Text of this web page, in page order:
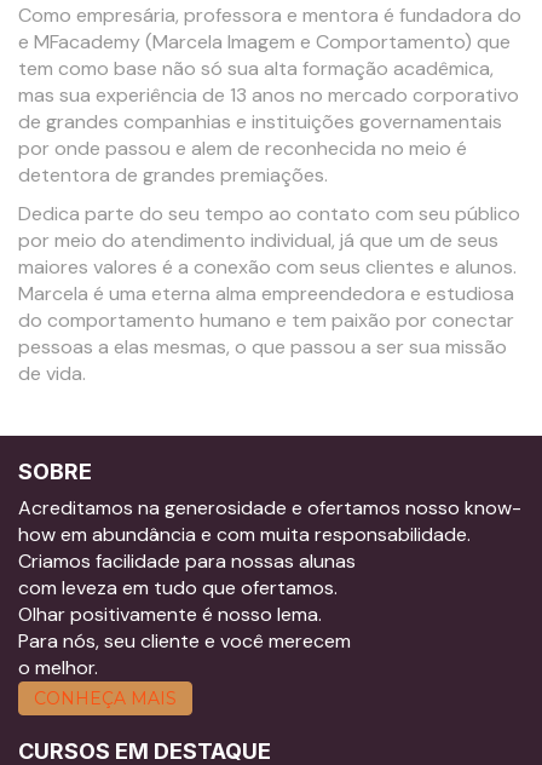
Como empresária, professora e mentora é fundadora do
e MFacademy (Marcela Imagem e Comportamento) que
tem como base não só sua alta formação acadêmica,
mas sua experiência de 13 anos no mercado corporativo
de grandes companhias e instituições governamentais
por onde passou e alem de reconhecida no meio é
detentora de grandes premiações.
Dedica parte do seu tempo ao contato com seu público
por meio do atendimento individual, já que um de seus
maiores valores é a conexão com seus clientes e alunos.
Marcela é uma eterna alma empreendedora e estudiosa
do comportamento humano e tem paixão por conectar
pessoas a elas mesmas, o que passou a ser sua missão
de vida.
SOBRE
Acreditamos na generosidade e ofertamos nosso know-
how em abundância e com muita responsabilidade.
Criamos facilidade para nossas alunas
com leveza em tudo que ofertamos.
Olhar positivamente é nosso lema.
Para nós, seu cliente e você merecem
o melhor.
CONHEÇA MAIS
CURSOS EM DESTAQUE